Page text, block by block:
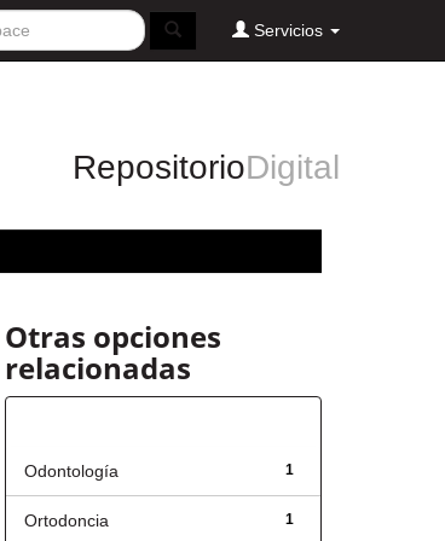
Servicios
RepositorioDigital
Otras opciones
relacionadas
1
Odontología
1
Ortodoncia